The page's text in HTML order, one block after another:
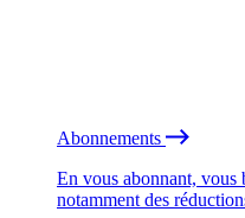
Abonnements
En vous abonnant, vous
notamment des